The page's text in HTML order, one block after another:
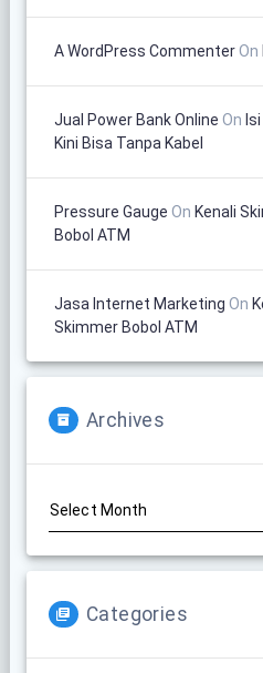
A WordPress CommenterOn
Jual Power Bank Online On
Kini Bisa Tanpa Kabel
Pressure Gauge On Kenali
Bobol ATM
Jasa Internet Marketing On
Skimmer Bobol ATM
Archives
Categories